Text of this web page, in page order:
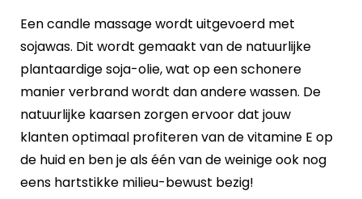
Een candle massage wordt uitgevoerd met
sojawas. Dit wordt gemaakt van de natuurlijke
plantaardige soja-olie, wat op een schonere
manier verbrand wordt dan andere wassen. De
natuurlijke kaarsen zorgen ervoor dat jouw
klanten optimaal profiteren van de vitamine E op
de huid en ben je als één van de weinige ook nog
eens hartstikke milieu-bewust bezig!